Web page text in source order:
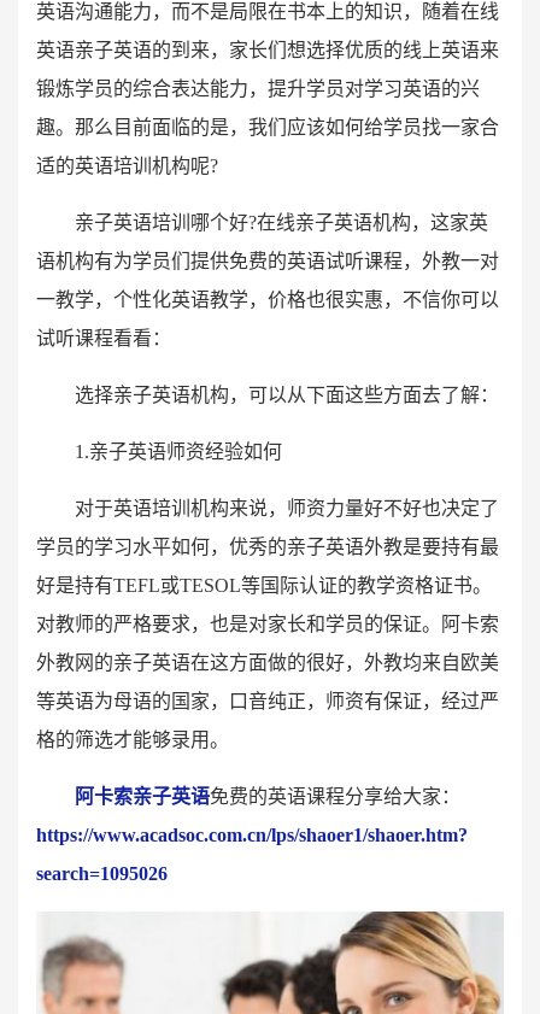
英语沟通能力，而不是局限在书本上的知识，随着在线
英语亲子英语的到来，家长们想选择优质的线上英语来
锻炼学员的综合表达能力，提升学员对学习英语的兴
趣。那么目前面临的是，我们应该如何给学员找一家合
适的英语培训机构呢?
亲子英语培训哪个好?在线亲子英语机构，这家英
语机构有为学员们提供免费的英语试听课程，外教一对
一教学，个性化英语教学，价格也很实惠，不信你可以
试听课程看看：
选择亲子英语机构，可以从下面这些方面去了解：
1.亲子英语师资经验如何
对于英语培训机构来说，师资力量好不好也决定了
学员的学习水平如何，优秀的亲子英语外教是要持有最
好是持有TEFL或TESOL等国际认证的教学资格证书。
对教师的严格要求，也是对家长和学员的保证。阿卡索
外教网的亲子英语在这方面做的很好，外教均来自欧美
等英语为母语的国家，口音纯正，师资有保证，经过严
格的筛选才能够录用。
阿卡索亲子英语免费的英语课程分享给大家：
https://www.acadsoc.com.cn/lps/shaoer1/shaoer.htm?
search=1095026